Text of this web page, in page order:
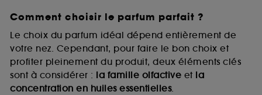
Comment choisir le parfum parfait ?
Le choix du parfum idéal dépend entièrement de
votre nez. Cependant, pour faire le bon choix et
profiter pleinement du produit, deux éléments clés
sont à considérer : la famille olfactive et la
concentration en huiles essentielles.
A l'exception des cookies techniques, le dépôt et la
lecture de ces traceurs requiert votre accord. Vous
pouvez personnaliser vos choix concernant le dépôt
de ces cookies grâce au bouton "personnaliser mes
choix" ci-dessous ou décider de "tout accepter".
Sephora pourra associer les informations de
navigation collectées par ces Cookies, pour les